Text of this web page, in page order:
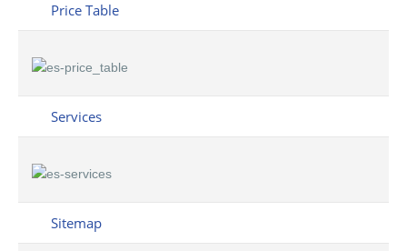
Price Table
Services
Sitemap